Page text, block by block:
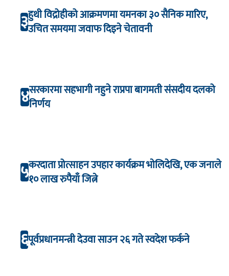
३हुथी विद्रोहीको आक्रमणमा यमनका ३० सैनिक मारिए,
उचित समयमा जवाफ दिइने चेतावनी
४सरकारमा सहभागी नहुने राप्रपा बागमती संसदीय दलको
निर्णय
५करदाता प्रोत्साहन उपहार कार्यक्रम भाेलिदेखि, एक जनाले
१० लाख रुपैयाँ जित्ने
६पूर्वप्रधानमन्त्री देउवा साउन २६ गते स्वदेश फर्कने